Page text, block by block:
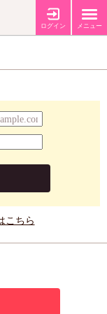
ログイン メニュー
こちら